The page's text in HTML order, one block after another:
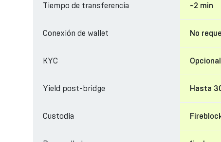
Tiempo de transferencia ~2 min
Conexión de wallet No
KYC
Yield post-bridge Hasta
Custodia